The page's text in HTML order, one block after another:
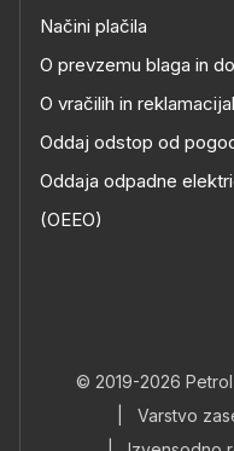
Načini plačila
O prevzemu blaga in
O vračilih in
Oddaj odstop od
Oddaja odpadne
(OEEO)
© 2019-2026 Petrol
Varstvo